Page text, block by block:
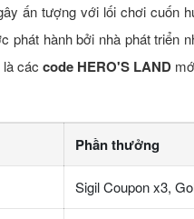
ấn tượng với lối chơi cuốn
phát hành bởi nhà phát triển
các code HERO'S LAND
Phần thưởng
Sigil Coupon x3,